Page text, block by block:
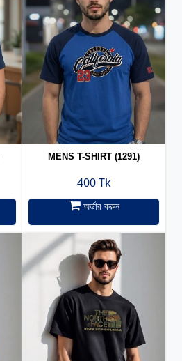
MENS T-SHIRT (1291)
400 Tk
অর্ডার করুন